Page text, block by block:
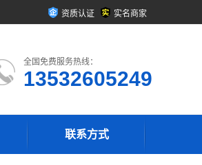
资质认证 实名商家
全国免费服务热线：
13532605249
联系方式